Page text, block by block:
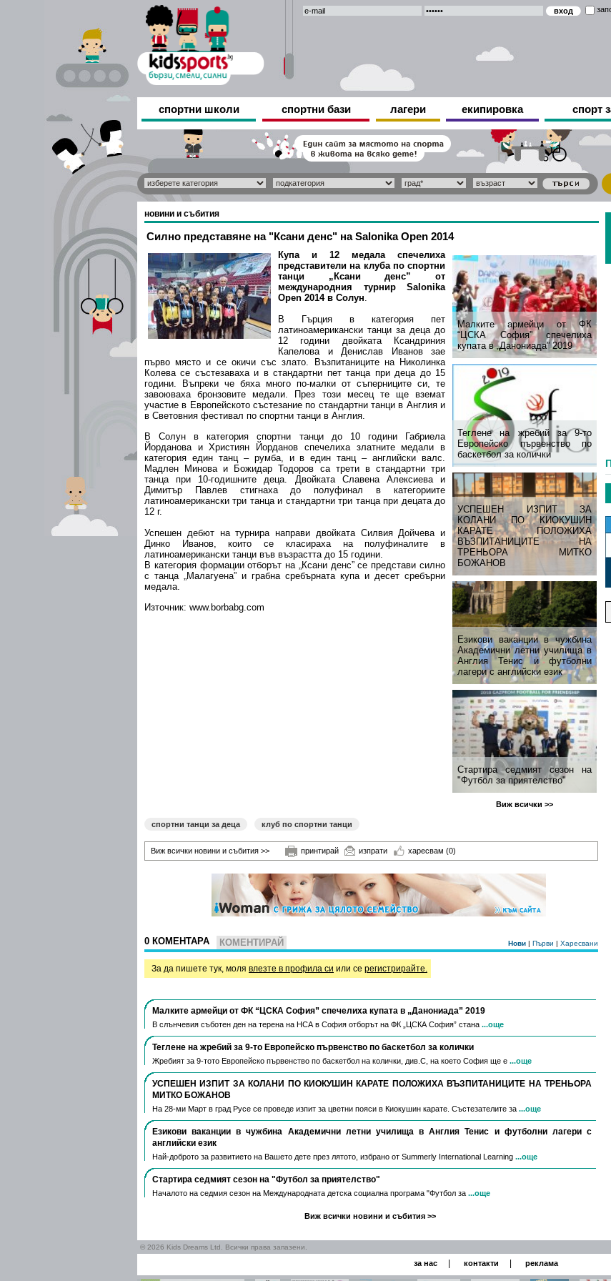
спортни школи спортни бази лагери екипировка спорт
новини и събития
Силно представяне на "Ксани денс" на Salonika Open 2014
Малките армейци от ФК
“ЦСКА София” спечелиха
купата в „Данониада” 2019
Теглене на жребий за 9-то
Европейско първенство по
баскетбол за колички
УСПЕШЕН ИЗПИТ ЗА
КОЛАНИ ПО КИОКУШИН
КАРАТЕ ПОЛОЖИХА
ВЪЗПИТАНИЦИТЕ НА
ТРЕНЬОРА МИТКО
БОЖАНОВ
Езикови ваканции​ в чужбина
Академични летни училища в
Англия Тенис и футболни
лагери с английски език
Стартира седмият сезон на
"Футбол за приятелство"
Виж всички >>
Купа и 12 медала спечелиха
представители на клуба по спортни
танци „Ксани денс” от
международния турнир Salonika
Open 2014 в Солун.
В Гърция в категория пет
латиноамерикански танци за деца до
12 години двойката Ксандриния
Капелова и Денислав Иванов зае
първо място и се окичи със злато. Възпитаниците на Николинка
Колева се състезаваха и в стандартни пет танца при деца до 15
години. Въпреки че бяха много по-малки от съперниците си, те
завоюваха бронзовите медали. През този месец те ще вземат
участие в Европейското състезание по стандартни танци в Англия и
в Световния фестивал по спортни танци в Англия.
В Солун в категория спортни танци до 10 години Габриела
Йорданова и Християн Йорданов спечелиха златните медали в
категория един танц – румба, и в един танц – английски валс.
Мадлен Минова и Божидар Тодоров са трети в стандартни три
танца при 10-годишните деца. Двойката Славена Алексиева и
Димитър Павлев стигнаха до полуфинал в категориите
латиноамерикански три танца и стандартни три танца при децата до
12 г.
Успешен дебют на турнира направи двойката Силвия Дойчева и
Динко Иванов, които се класираха на полуфиналите в
латиноамерикански танци във възрастта до 15 години.
В категория формации отборът на „Ксани денс” се представи силно
с танца „Малагуена” и грабна сребърната купа и десет сребърни
медала.
Източник: www.borbabg.com
спортни танци за деца клуб по спортни танци
Виж всички новини и събития >> принтирай изпрати харесвам (0)
0 КОМЕНТАРА КОМЕНТИРАЙ Нови | Първи | Харесвани
За да пишете тук, моля влезте в профила си или се регистрирайте.
Малките армейци от ФК “ЦСКА София” спечелиха купата в „Данониада” 2019
В слънчевия съботен ден на терена на НСА в София отборът на ФК „ЦСКА София” стана ...още
Теглене на жребий за 9-то Европейско първенство по баскетбол за колички
Жребият за 9-тото Европейско първенство по баскетбол на колички, див.С, на което София ще е ...още
УСПЕШЕН ИЗПИТ ЗА КОЛАНИ ПО КИОКУШИН КАРАТЕ ПОЛОЖИХА ВЪЗПИТАНИЦИТЕ НА ТРЕНЬОРА
МИТКО БОЖАНОВ
На 28-ми Март в град Русе се проведе изпит за цветни пояси в Киокушин карате. Състезателите за ...още
Езикови ваканции​ в чужбина Академични летни училища в Англия Тенис и футболни лагери с
английски език
Най-доброто за развитието на Вашето дете през лятото, избрано от Summerly International Learning ...още
Стартира седмият сезон на "Футбол за приятелство"
Началото на седмия сезон на Международната детска социална програма "Футбол за ...още
Виж всички новини и събития >>
© 2026 Kids Dreams Ltd. Всички права запазени.
за нас контакти реклама